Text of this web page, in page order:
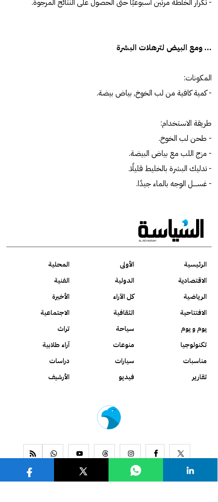
- تكرار الخلطة مرتين أسبوعيًا حتى الحصول على النتائج المرجوة.
... ومع البيض لترهلات البشرة
المكونات:
- كمية كافية من لب الخوخ, بياض بيضة.
طريقة الاستخدام:
- طحن لب الخوخ.
- مزج اللب مع بياض البيضة.
- تدليك البشرة بالخليط قليلًا.
- غســــل الوجه بالماء جيدًا.
الرئيسية الأولى
المحلية
الاقتصادية
الدولية
الفنية
الرياضية
كل الآراء
الأخيرة
الافتتاحية
الثقافية
الاجتماعية
يوم و يوم
سياحة
تراث
تكنولوجيا
منوعات
آراء طلابية
مناسبات
سيارات
دراسات
تقارير
فيديو الأرشيف